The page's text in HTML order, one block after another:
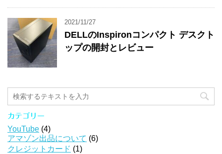
2021/11/27
DELLのInspironコンパクト デスクト
ップの開封とレビュー
カテゴリー
YouTube (4)
アマゾン出品について (6)
クレジットカード (1)